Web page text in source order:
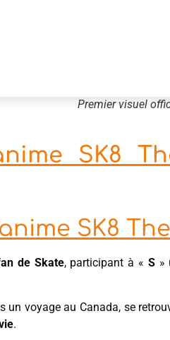
Premier visuel
SK8
SK8
de Skate, participant à « S»
un voyage au Canada, se
.